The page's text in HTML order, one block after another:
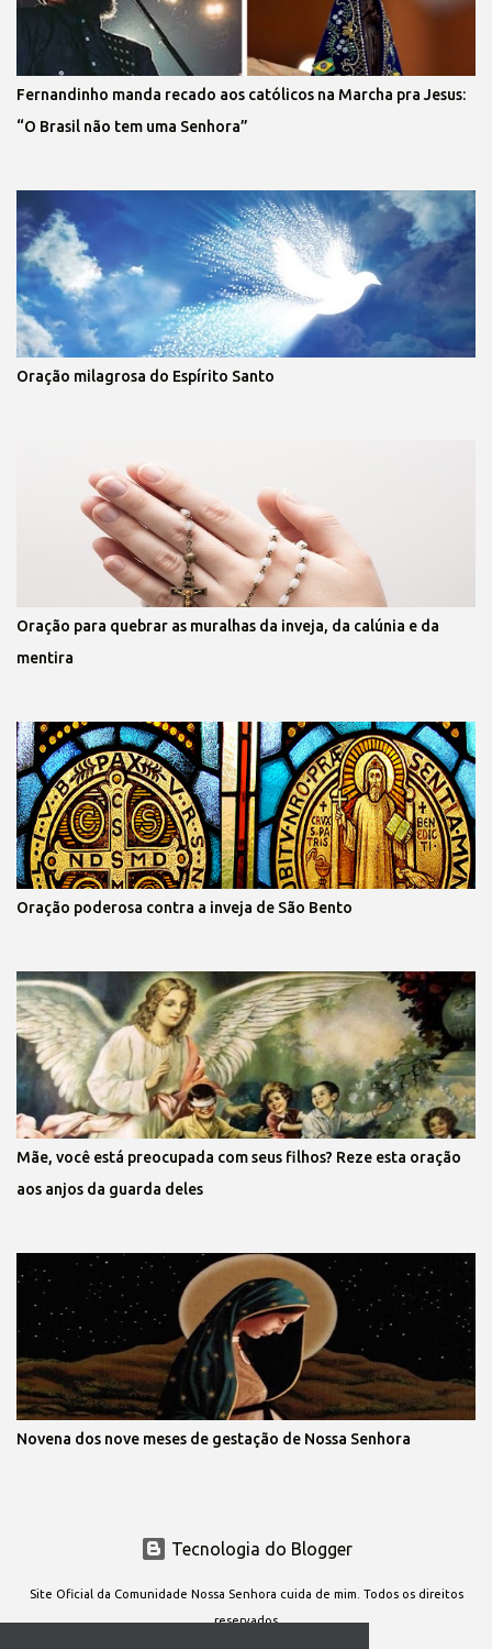
Fernandinho manda recado aos católicos na Marcha pra Jesus:
“O Brasil não tem uma Senhora”
Oração milagrosa do Espírito Santo
Oração para quebrar as muralhas da inveja, da calúnia e da
mentira
Oração poderosa contra a inveja de São Bento
Mãe, você está preocupada com seus filhos? Reze esta oração
aos anjos da guarda deles
Novena dos nove meses de gestação de Nossa Senhora
Tecnologia do Blogger
Site Oficial da Comunidade Nossa Senhora cuida de mim. Todos os direitos
reservados